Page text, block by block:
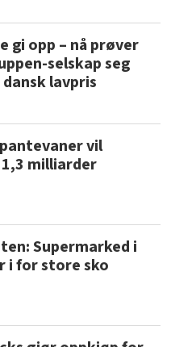
gi opp – nå prøver
selskap seg
lavpris
vil
milliarder
Supermarked i
i for store sko